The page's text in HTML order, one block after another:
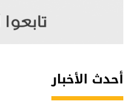
أحدث الأخبار